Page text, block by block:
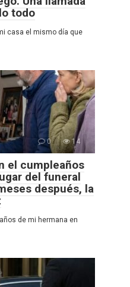
todo
casa el mismo día que
0 14
el cumpleaños
del funeral
después, la
de mi hermana en